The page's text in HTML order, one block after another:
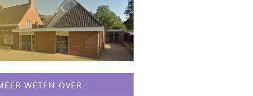
WETEN OVER…